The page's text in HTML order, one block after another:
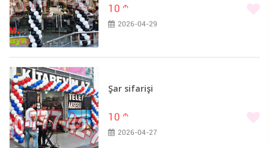
10 m
2026-04-29
Şar sifarişi
10 m
2026-04-27